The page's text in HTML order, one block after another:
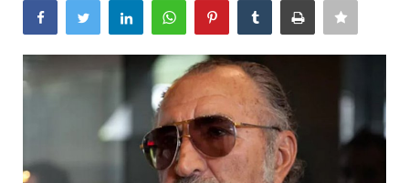
Artă & Cultură
Sănătate